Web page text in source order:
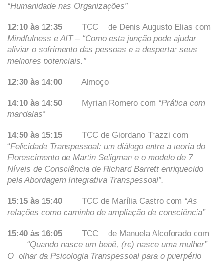
“Humanidade nas Organizações”
12:10 às 12:35 TCC de Denis Augusto Elias com
Mindfulness e AIT– “Como esta junção pode ajudar
aliviar o sofrimento das pessoas e a despertar seus
melhores potenciais.”
12:30 às 14:00 Almoço
14:10 às 14:50 Myrian Romero com “Prática com
mandalas”
14:50 às 15:15 TCC de Giordano Trazzi com
“Felicidade Transpessoal: um diálogo entre a teoria do
Florescimento de Martin Seligman e o modelo de 7
Níveis de Consciência de Richard Barrett enriquecido
pela Abordagem Integrativa Transpessoal”.
15:15 às 15:40 TCC de Marília Castro com “As
relações como caminho de ampliação de consciência”
15:40 às 16:05 TCC de Manuela Alcoforado com
“Quando nasce um bebê, (re) nasce uma mulher”
O olhar da Psicologia Transpessoal para o puerpério